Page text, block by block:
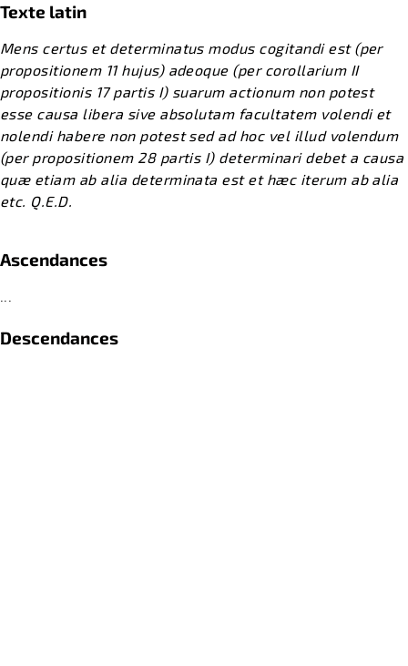
Texte latin
Mens certus et determinatus modus cogitandi est (per
propositionem 11 hujus) adeoque (per corollarium II
propositionis 17 partis I) suarum actionum non potest
esse causa libera sive absolutam facultatem volendi et
nolendi habere non potest sed ad hoc vel illud volendum
(per propositionem 28 partis I) determinari debet a causa
quæ etiam ab alia determinata est et hæc iterum ab alia
etc. Q.E.D.
Ascendances
Descendances